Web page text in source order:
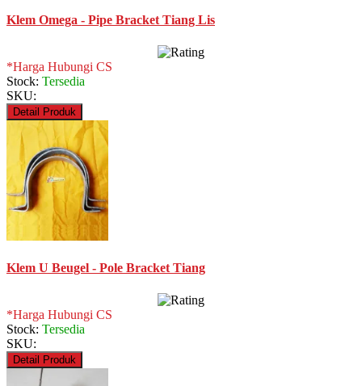
Klem Omega - Pipe Bracket Tiang Lis
*Harga Hubungi CS
Stock: Tersedia
SKU:
Detail Produk
Klem U Beugel - Pole Bracket Tiang
*Harga Hubungi CS
Stock: Tersedia
SKU:
Detail Produk